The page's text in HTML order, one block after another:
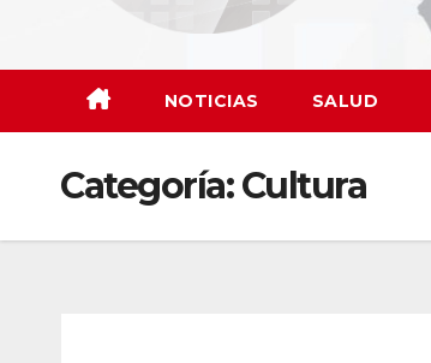
NOTICIAS SALUD
Categoría:Cultura